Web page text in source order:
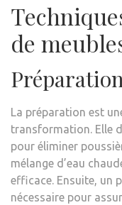
de
La préparation est
transformation. Elle
pour éliminer
mélange d’eau
efficace. Ensuite, un
nécessaire pour